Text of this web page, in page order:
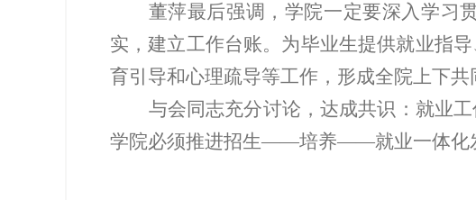
董萍最后强调，学院一定要深入学习
实，建立工作台账。为毕业生提供就业指
育引导和心理疏导等工作，形成全院上下共
与会同志充分讨论，达成共识：就业
学院必须推进招生——培养——就业一体化